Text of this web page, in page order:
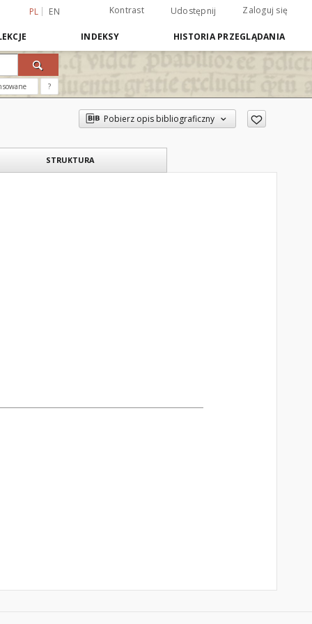
PL EN Kontrast Udostępnij Zaloguj się
INDEKSY HISTORIA PRZEGLĄDANIA
?
Pobierz opis bibliograficzny
STRUKTURA